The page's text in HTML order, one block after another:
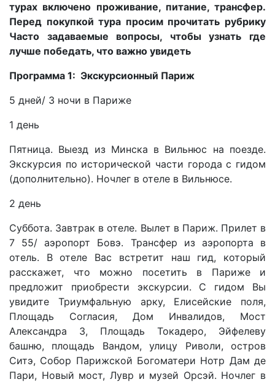
турах включено проживание, питание, трансфер.
Перед покупкой тура просим прочитать рубрику
Часто задаваемые вопросы, чтобы узнать где
лучше победать, что важно увидеть
Программа 1: Экскурсионный Париж
5 дней/ 3 ночи в Париже
1 день
Пятница. Выезд из Минска в Вильнюс на поезде.
Экскурсия по исторической части города с гидом
(дополнительно). Ночлег в отеле в Вильнюсе.
2 день
Суббота. Завтрак в отеле. Вылет в Париж. Прилет в
7 55/ аэропорт Бовэ. Трансфер из аэропорта в
отель. В отеле Вас встретит наш гид, который
расскажет, что можно посетить в Париже и
предложит приобрести экскурсии. С гидом Вы
увидите Триумфальную арку, Елисейские поля,
Площадь Согласия, Дом Инвалидов, Мост
Александра 3, Площадь Токадеро, Эйфелеву
башню, площадь Вандом, улицу Риволи, остров
Ситэ, Собор Парижской Богоматери Нотр Дам де
Пари, Новый мост, Лувр и музей Орсэй. Ночлег в